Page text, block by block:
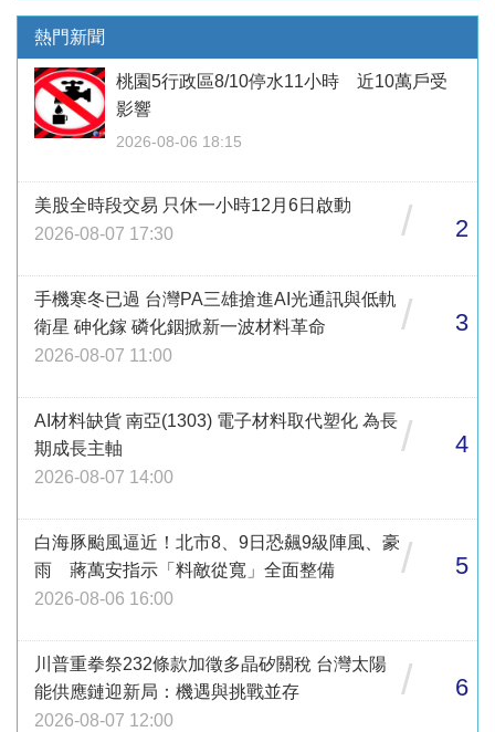
熱門新聞
桃園5行政區8/10停水11小時 近10萬戶受
影響
2026-08-06 18:15
美股全時段交易 只休一小時12月6日啟動
2026-08-07 17:30
/ 2
手機寒冬已過 台灣PA三雄搶進AI光通訊與低軌
衛星 砷化鎵 磷化銦掀新一波材料革命
2026-08-07 11:00
/ 3
AI材料缺貨 南亞(1303) 電子材料取代塑化 為長
期成長主軸
2026-08-07 14:00
/ 4
白海豚颱風逼近！北市8、9日恐飆9級陣風、豪
雨 蔣萬安指示「料敵從寬」全面整備
2026-08-06 16:00
/ 5
川普重拳祭232條款加徵多晶矽關稅 台灣太陽
能供應鏈迎新局：機遇與挑戰並存
2026-08-07 12:00
/ 6